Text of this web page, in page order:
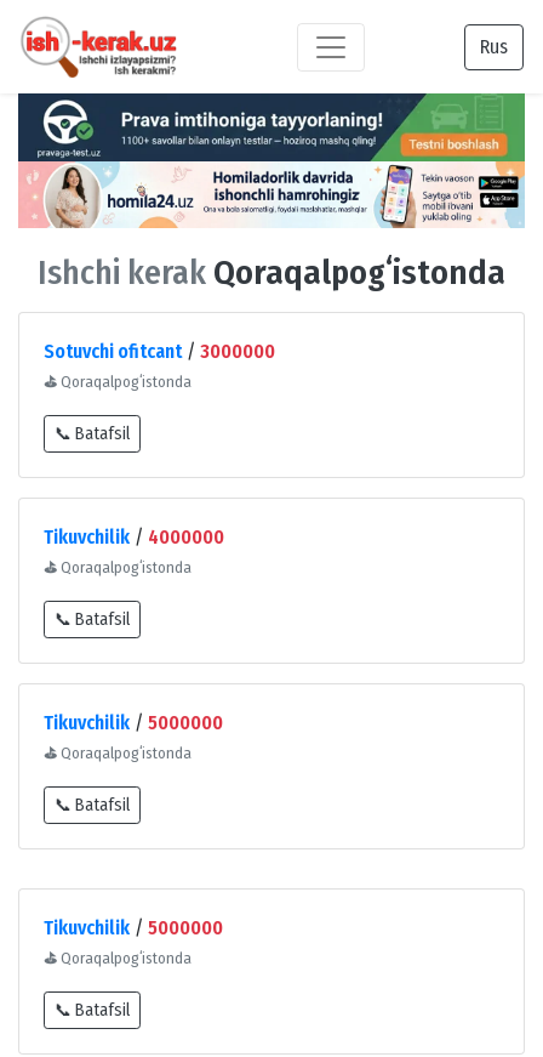
Rus
Ishchi kerak Qoraqalpogʻistonda
Sotuvchi ofitcant/ 3000000
⛳ Qoraqalpogʻistonda
📞 Batafsil
Tikuvchilik / 4000000
⛳ Qoraqalpogʻistonda
📞 Batafsil
Tikuvchilik / 5000000
⛳ Qoraqalpogʻistonda
📞 Batafsil
Tikuvchilik / 5000000
⛳ Qoraqalpogʻistonda
📞 Batafsil